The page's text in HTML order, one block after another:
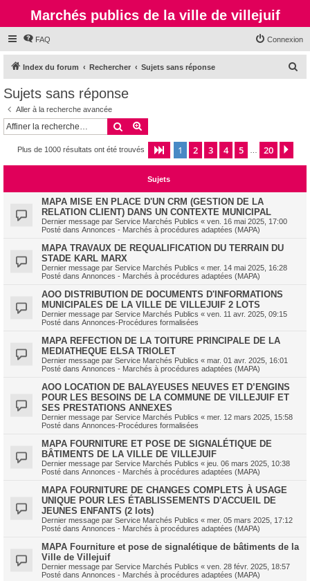
Marchés publics de la ville de villejuif
FAQ Connexion
Index du forum Rechercher Sujets sans réponse
c
Sujets sans réponse
Aller à la recherche avancée
Rechercher
Plus de 1000 résultats ont été trouvés Page 1sur20
1 2 3 4 5 20
Sujets
MAPA MISE EN PLACE D'UN CRM (GESTION DE LA
RELATION CLIENT) DANS UN CONTEXTE MUNICIPAL
Dernier message par Service Marchés Publics « ven. 16 mai 2025, 17:00
Posté dans Annonces - Marchés à procédures adaptées (MAPA)
MAPA TRAVAUX DE REQUALIFICATION DU TERRAIN DU
STADE KARL MARX
Dernier message par Service Marchés Publics « mer. 14 mai 2025, 16:28
Posté dans Annonces - Marchés à procédures adaptées (MAPA)
AOO DISTRIBUTION DE DOCUMENTS D'INFORMATIONS
MUNICIPALES DE LA VILLE DE VILLEJUIF 2 LOTS
Dernier message par Service Marchés Publics « ven. 11 avr. 2025, 09:15
Posté dans Annonces-Procédures formalisées
MAPA REFECTION DE LA TOITURE PRINCIPALE DE LA
MEDIATHEQUE ELSA TRIOLET
Dernier message par Service Marchés Publics « mar. 01 avr. 2025, 16:01
Posté dans Annonces - Marchés à procédures adaptées (MAPA)
AOO LOCATION DE BALAYEUSES NEUVES ET D’ENGINS
POUR LES BESOINS DE LA COMMUNE DE VILLEJUIF ET
SES PRESTATIONS ANNEXES
Dernier message par Service Marchés Publics « mer. 12 mars 2025, 15:58
Posté dans Annonces-Procédures formalisées
MAPA FOURNITURE ET POSE DE SIGNALÉTIQUE DE
BÂTIMENTS DE LA VILLE DE VILLEJUIF
Dernier message par Service Marchés Publics « jeu. 06 mars 2025, 10:38
Posté dans Annonces - Marchés à procédures adaptées (MAPA)
MAPA FOURNITURE DE CHANGES COMPLETS À USAGE
UNIQUE POUR LES ÉTABLISSEMENTS D'ACCUEIL DE
JEUNES ENFANTS (2 lots)
Dernier message par Service Marchés Publics « mer. 05 mars 2025, 17:12
Posté dans Annonces - Marchés à procédures adaptées (MAPA)
MAPA Fourniture et pose de signalétique de bâtiments de la
Ville de Villejuif
Dernier message par Service Marchés Publics « ven. 28 févr. 2025, 18:57
Posté dans Annonces - Marchés à procédures adaptées (MAPA)